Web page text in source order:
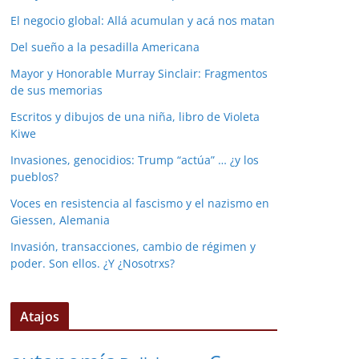
El negocio global: Allá acumulan y acá nos matan
Del sueño a la pesadilla Americana
Mayor y Honorable Murray Sinclair: Fragmentos
de sus memorias
Escritos y dibujos de una niña, libro de Violeta
Kiwe
Invasiones, genocidios: Trump “actúa” … ¿y los
pueblos?
Voces en resistencia al fascismo y el nazismo en
Giessen, Alemania
Invasión, transacciones, cambio de régimen y
poder. Son ellos. ¿Y ¿Nosotrxs?
Atajos